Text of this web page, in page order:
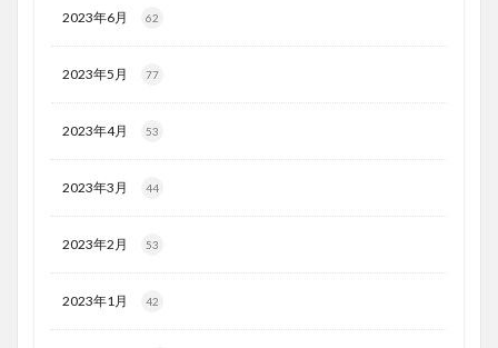
2023年6月 62
2023年5月 77
2023年4月 53
2023年3月 44
2023年2月 53
2023年1月 42